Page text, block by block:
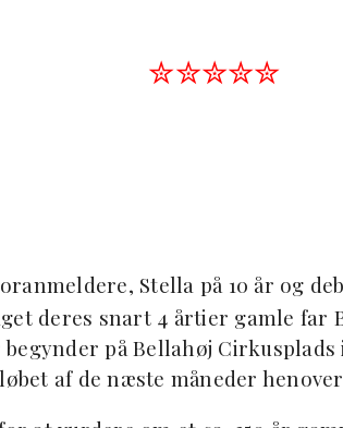
✮✮✮✮✮
Stella på 10 år og
deres snart 4 årtier gamle far
på Bellahøj
af de næste måneder